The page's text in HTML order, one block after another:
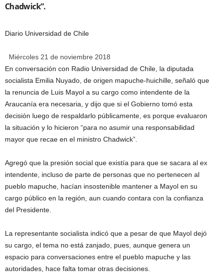
Chadwick”.
Diario Universidad de Chile
Miércoles 21 de noviembre 2018
En conversación con Radio Universidad de Chile, la diputada
socialista Emilia Nuyado, de origen mapuche-huichille, señaló que
la renuncia de Luis Mayol a su cargo como intendente de la
Araucanía era necesaria, y dijo que si el Gobierno tomó esta
decisión luego de respaldarlo públicamente, es porque evaluaron
la situación y lo hicieron “para no asumir una responsabilidad
mayor que recae en el ministro Chadwick”.
Agregó que la presión social que existía para que se sacara al ex
intendente, incluso de parte de personas que no pertenecen al
pueblo mapuche, hacían insostenible mantener a Mayol en su
cargo público en la región, aun cuando contara con la confianza
del Presidente.
La representante socialista indicó que a pesar de que Mayol dejó
su cargo, el tema no está zanjado, pues, aunque genera un
espacio para conversaciones entre el pueblo mapuche y las
autoridades, hace falta tomar otras decisiones.